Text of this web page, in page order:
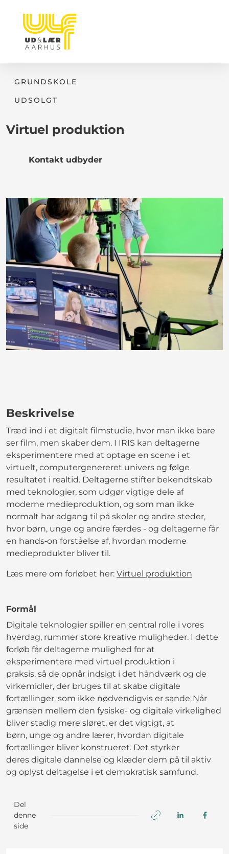
GRUNDSKOLE
UDSOLGT
Virtuel produktion
Kontakt udbyder
Beskrivelse
Træd ind i et digitalt filmstudie, hvor man ikke bare
ser film, men skaber dem. I IRIS kan deltagerne
eksperimentere med at optage en scene i et
virtuelt, computergenereret univers og følge
resultatet i realtid. Deltagerne stifter bekendtskab
med teknologier, som udgør vigtige dele af
moderne medieproduktion, og som man ikke
normalt har adgang til på skoler og andre steder,
hvor børn, unge og andre færdes - og deltagerne får
en hands‑on forståelse af, hvordan moderne
medieprodukter bliver til.
Læs mere om forløbet her: Virtuel produktion
Formål
Digitale teknologier spiller en central rolle i vores
hverdag, rummer store kreative muligheder. I dette
forløb får deltagerne mulighed for at
eksperimentere med virtuel produktion i
praksis, så de opnår indsigt i det håndværk og de
virkemidler, der bruges til at skabe digitale
fortællinger, som ikke nødvendigvis er sande. Når
grænsen mellem den fysiske- og digitale virkelighed
bliver stadig mere sløret, er det vigtigt, at
børn, unge og andre lærer, hvordan digitale
fortællinger bliver konstrueret. Det styrker
deres digitale dannelse og klæder dem på til aktiv
og oplyst deltagelse i et demokratisk samfund.
Del
denne
side